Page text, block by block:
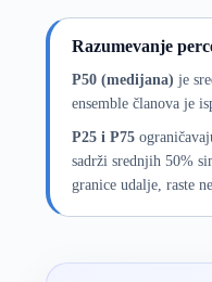
Razumevanje
P50 (medijana) je
ensemble članova je
P25 i P75
sadrži srednjih 50%
granice udalje, raste